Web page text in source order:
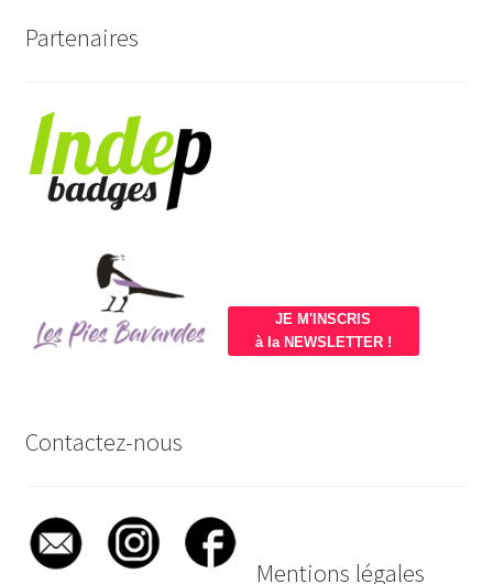
Partenaires
JE M'INSCRIS
à la NEWSLETTER !
Contactez-nous
Mentions légales